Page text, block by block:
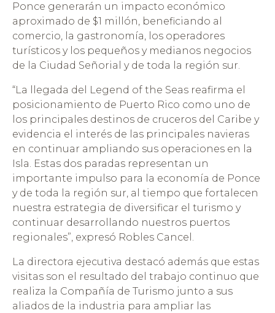
Ponce generarán un impacto económico
aproximado de $1 millón, beneficiando al
comercio, la gastronomía, los operadores
turísticos y los pequeños y medianos negocios
de la Ciudad Señorial y de toda la región sur.
“La llegada del Legend of the Seas reafirma el
posicionamiento de Puerto Rico como uno de
los principales destinos de cruceros del Caribe y
evidencia el interés de las principales navieras
en continuar ampliando sus operaciones en la
Isla. Estas dos paradas representan un
importante impulso para la economía de Ponce
y de toda la región sur, al tiempo que fortalecen
nuestra estrategia de diversificar el turismo y
continuar desarrollando nuestros puertos
regionales”, expresó Robles Cancel.
La directora ejecutiva destacó además que estas
visitas son el resultado del trabajo continuo que
realiza la Compañía de Turismo junto a sus
aliados de la industria para ampliar las